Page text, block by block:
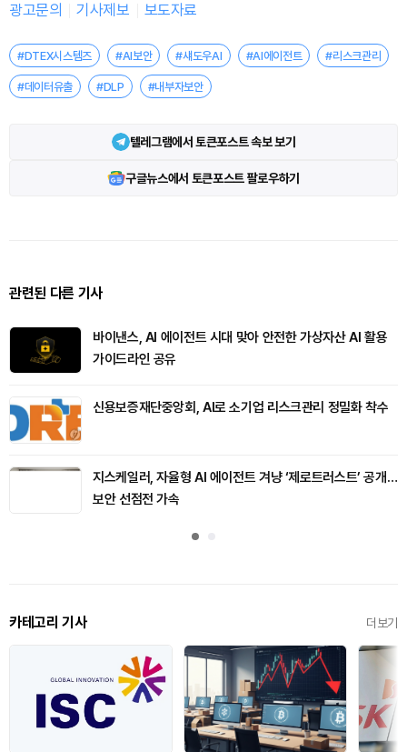
광고문의 기사제보 보도자료
#DTEX시스템즈 #AI보안 #섀도우AI #AI에이전트 #리스크관리
#데이터유출 #DLP #내부자보안
텔레그램에서 토큰포스트 속보 보기
구글뉴스에서 토큰포스트 팔로우하기
관련된 다른 기사
바이낸스, AI 에이전트 시대 맞아 안전한 가상자산 AI 활용
가이드라인 공유
신용보증재단중앙회, AI로 소기업 리스크관리 정밀화 착수
지스케일러, 자율형 AI 에이전트 겨냥 ‘제로트러스트’ 공개…
보안 선점전 가속
카테고리 기사 더보기